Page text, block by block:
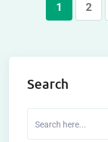
1 2
Search